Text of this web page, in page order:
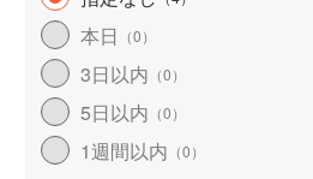
本日 （0）
3日以内 （0）
5日以内 （0）
1週間以内 （0）
和歌山線(135)
東西線(2)
予讃線(25)
高徳線 (18)